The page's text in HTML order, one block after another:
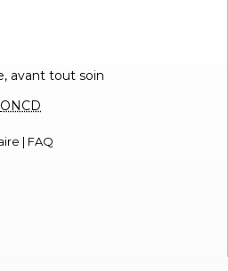
avant tout soin
ONCD
| FAQ